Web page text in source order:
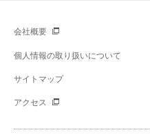
会社概要
個人情報の取り扱いについて
サイトマップ
アクセス